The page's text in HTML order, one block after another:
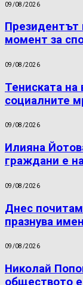
09/08/2026
Президентът
момент за
09/08/2026
Тениската
социалните
09/08/2026
Илияна
граждани е
09/08/2026
Днес
празнува
09/08/2026
Николай
обществото е